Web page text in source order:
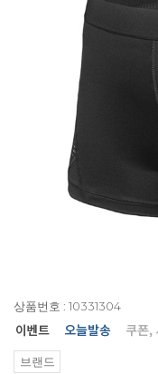
상품번호 : 10331304
브랜드